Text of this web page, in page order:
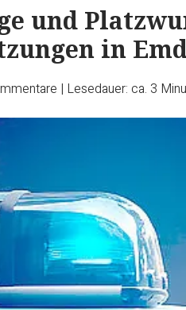
und
in
| Lesedauer: ca. 3